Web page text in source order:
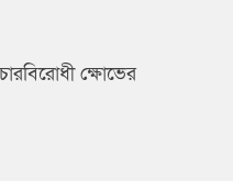
ক্ষোভের